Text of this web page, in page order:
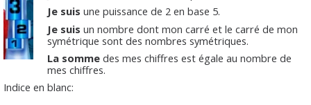
Je suis une puissance de 2 en base 5.
Je suis un nombre dont mon carré et le carré de mon
symétrique sont des nombres symétriques.
La somme des mes chiffres est égale au nombre de
mes chiffres.
Indice en blanc: